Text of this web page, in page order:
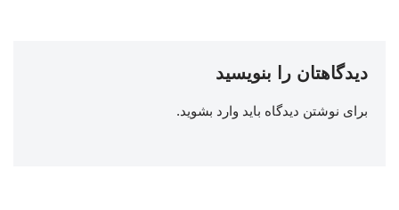
دیدگاهتان را بنویسید
برای نوشتن دیدگاه باید وارد بشوید.